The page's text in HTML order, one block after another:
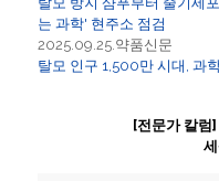
는 과학' 현주소 점검
2025.09.25.약품신문
탈모 인구 1,500만 시대, 과
[전문가 칼럼